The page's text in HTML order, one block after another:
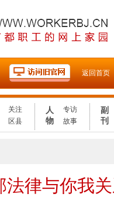
2021年度
返回首页
关注
区县
人
物
专访
故事
副
刊
法律与你我